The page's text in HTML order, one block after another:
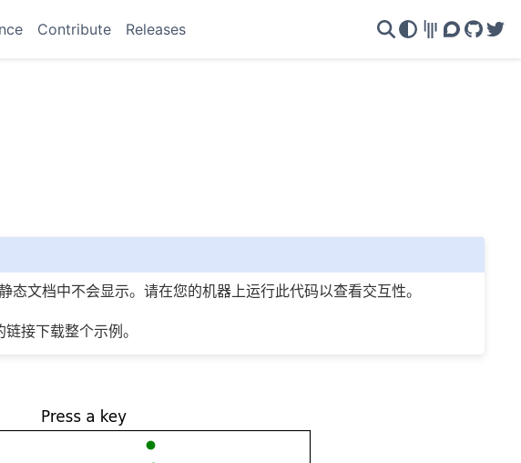
Contribute Releases
GitterDiscourse
GitHub
文档中不会显示。请在您的机器上运行此代码以查看交互性。
接下载整个示例。